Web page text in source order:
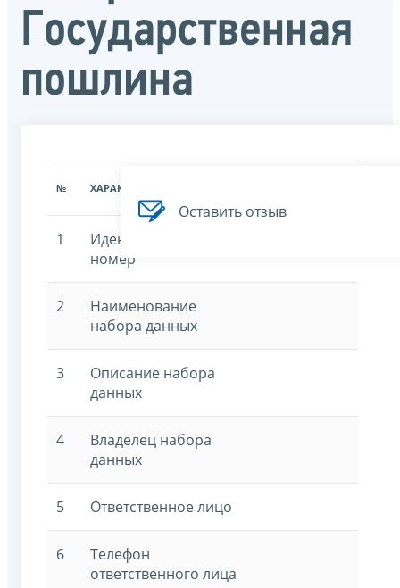
Государственная
пошлина
№ ХАРАКТЕРИСТИКА
1
Идентификационный
номер
2
Наименование
набора данных
3
Описание набора
данных
4
Владелец набора
данных
5 Ответственное лицо
6
Телефон
ответственного лица
Оставить отзыв